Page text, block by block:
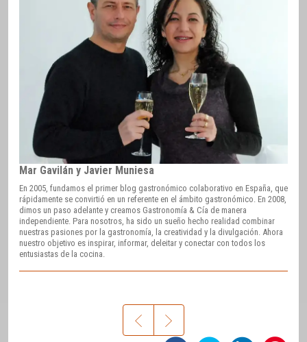
Mar Gavilán y Javier Muniesa
En 2005, fundamos el primer blog gastronómico colaborativo en España, que
rápidamente se convirtió en un referente en el ámbito gastronómico. En 2008,
dimos un paso adelante y creamos Gastronomía & Cía de manera
independiente. Para nosotros, ha sido un sueño hecho realidad combinar
nuestras pasiones por la gastronomía, la creatividad y la divulgación. Ahora
nuestro objetivo es inspirar, informar, deleitar y conectar con todos los
entusiastas de la cocina.